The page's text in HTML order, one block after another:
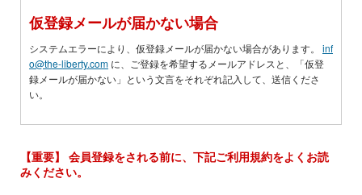
仮登録メールが届かない場合
システムエラーにより、仮登録メールが届かない場合があります。 inf
o@the-liberty.com に、ご登録を希望するメールアドレスと、「仮登
録メールが届かない」という文言をそれぞれ記入して、送信くださ
い。
【重要】 会員登録をされる前に、下記ご利用規約をよくお読
みください。